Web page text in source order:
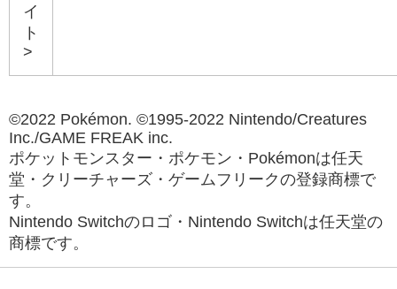
イ
ト
>
©2022 Pokémon. ©1995-2022 Nintendo/Creatures
Inc./GAME FREAK inc.
ポケットモンスター・ポケモン・Pokémonは任天
堂・クリーチャーズ・ゲームフリークの登録商標で
す。
Nintendo Switchのロゴ・Nintendo Switchは任天堂の
商標です。